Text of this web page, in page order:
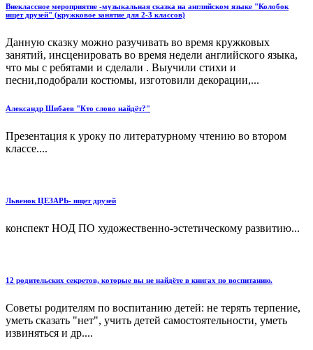
Внеклассное мероприятие -музыкальная сказка на английском языке "Колобок
ищет друзей" (кружковое занятие для 2-3 классов)
Данную сказку можно разучивать во время кружковых
занятий, инсценировать во время недели английского языка,
что мы с ребятами и сделали . Выучили стихи и
песни,подобрали костюмы, изготовили декорации,...
Александр Шибаев "Кто слово найдёт?"
Презентация к уроку по литературному чтению во втором
классе....
Львенок ЦЕЗАРЬ- ищет друзей
конспект НОД ПО художественно-эстетическому развитию...
12 родительских секретов, которые вы не найдёте в книгах по воспитанию.
Советы родителям по воспитанию детей: не терять терпение,
уметь сказать "нет", учить детей самостоятельности, уметь
извиняться и др....